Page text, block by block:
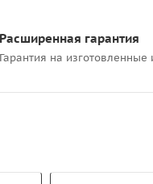
Расширенная гарантия
Гарантия на изготовленные